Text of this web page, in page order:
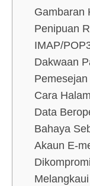
Gambaran
Penipuan
IMAP/
Dakwaan
Cara
Data
Bahaya
Akaun E-